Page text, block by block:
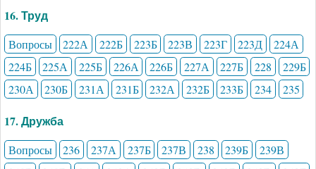
16. Труд
Вопросы 222А 222Б 223Б 223В 223Г 223Д
224А
224Б
225А 225Б 226А 226Б 227А 227Б 228
229Б
230А
230Б 231А 231Б 232А 232Б 233Б 234 235
17. Дружба
Вопросы 236 237А 237Б 237В 238 239Б
239В